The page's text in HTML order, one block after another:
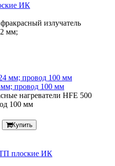
ИК
излучатель
мм;
провод 100 мм
нагреватели HFE 500
100 мм
Купить